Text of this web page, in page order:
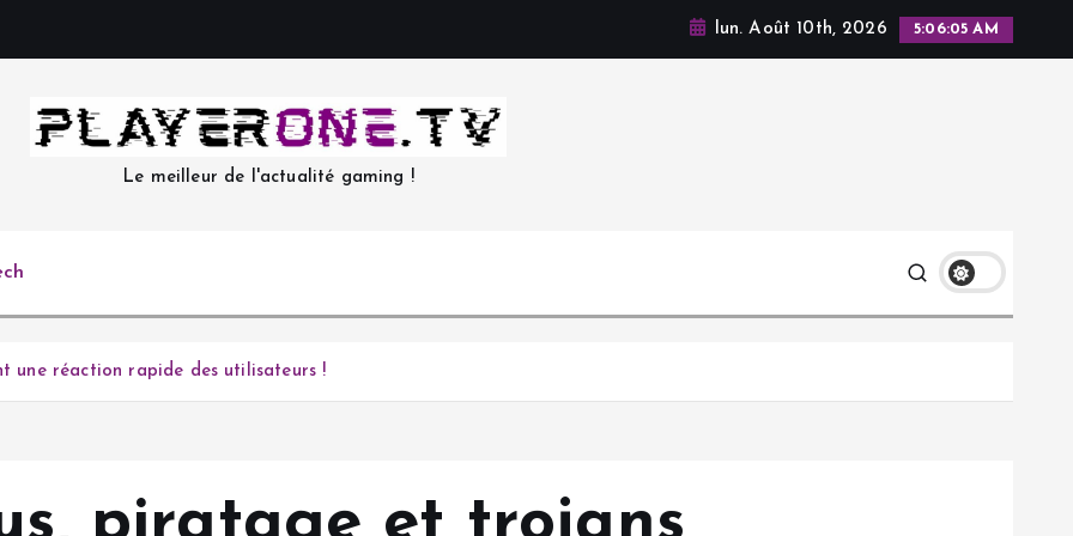
lun. Août 10th, 2026 5:06:07 AM
Le meilleur de l'actualité gaming !
une réaction rapide des utilisateurs !